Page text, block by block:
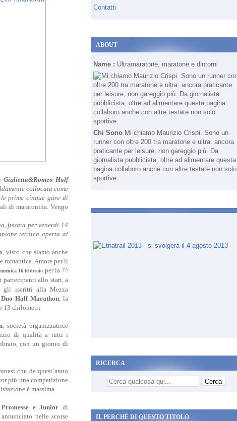
Giulietta&Romeo Half
collocata come
prime cinque gare di
di maratonina. Vengo
fissata per venerdì 14
tecnica aperta al
visto che siamo anche
romantica. Amore per il
16 febbraio per la 7^
partecipanti allo start, a
gli iscritti alla Mezza
Duo Half Marathon, la
13 chilometri.
, società organizzatrice
di qualità a tutti i
con un giorno di
che da quest’anno
più una competizione
è massima.
e Junior di
nelle scorse
Contatti
ABOUT
Name : Ultramaratone, maratone e dintorni
Chi Sono Mi chiamo Maurizio Crispi. Sono un
runner con oltre 200 tra maratone e ultra: ancora
praticante per leisure, non gareggio più. Da
giornalista pubblicista, oltre ad alimentare questa
pagina collaboro anche con altre testate non solo
sportive.
RICERCA
IL PERCHÈ DI QUESTO TITOLO